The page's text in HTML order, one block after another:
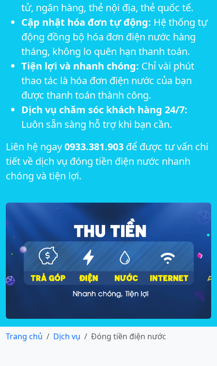
tử, ngân hàng, thẻ nội địa, thẻ quốc tế.
Cập nhật hóa đơn tự động: Hệ thống tự
động đồng bộ hóa đơn điện nước hàng
tháng, không lo quên hạn thanh toán.
Tiện lợi và nhanh chóng: Chỉ vài phút
thao tác là hóa đơn điện nước của bạn
được thanh toán thành công.
Dịch vụ chăm sóc khách hàng 24/7:
Luôn sẵn sàng hỗ trợ khi bạn cần.
Liên hệ ngay0933.381.903 để được tư vấn chi
tiết về dịch vụ đóng tiền điện nước nhanh
chóng và tiện lợi.
Trang chủ Dịch vụ Đóng tiền điện nước